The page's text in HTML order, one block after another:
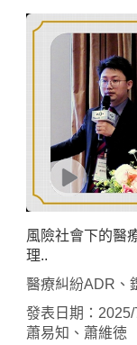
風險社會下的醫
理..
醫療糾紛ADR、
發表日期：2025/
蕭易知、蕭維徳